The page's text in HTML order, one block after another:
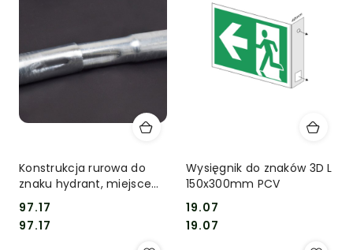
Konstrukcja rurowa do
znaku hydrant, miejsce
zbiórki 2szt
Cena:
97.17
Cena:
97.17
Wysięgnik do znaków 3D L
150x300mm PCV
Cena:
19.07
Cena:
19.07